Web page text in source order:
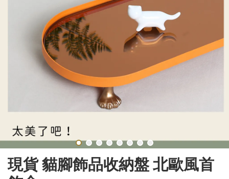
現貨 貓腳飾品收納盤 北歐風首